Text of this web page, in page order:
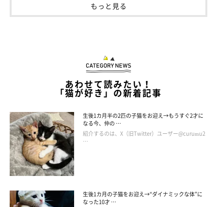
突然の出来事に驚いたにこちゃんは、立った状態のまま視線をキ
ョロキョロ。その場に呆然と立ち尽くしているかのような姿が、
とっても可愛らしいのでした♪
もっと見る
あわせて読みたい！
「猫が好き」の新着記事
生後1カ月半の2匹の子猫をお迎え→もうすぐ2才に
なる今、仲の …
紹介するのは、X（旧Twitter）ユーザー@curumu2
…
生後1カ月の子猫をお迎え→“ダイナミックな体”に
なった10才 …